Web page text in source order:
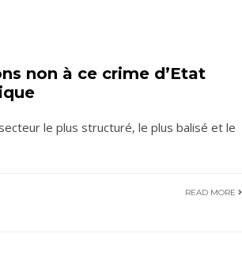
non à ce crime d’Etat
le plus structuré, le plus balisé et le
READ MORE